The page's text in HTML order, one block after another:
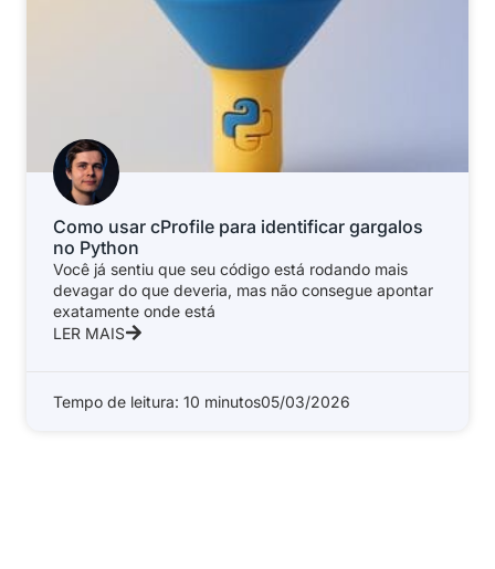
Como usar cProfile para identificar gargalos
no Python
Você já sentiu que seu código está rodando mais
devagar do que deveria, mas não consegue apontar
exatamente onde está
LER MAIS
Tempo de leitura: 10 minutos05/03/2026